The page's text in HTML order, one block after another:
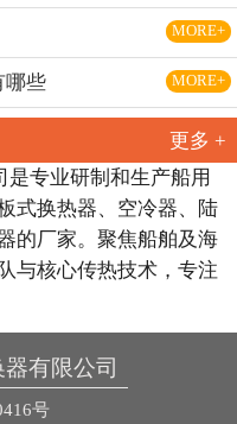
MORE+
哪些 MORE+
更多 +
专业研制和生产船用
式换热器、空冷器、陆
的厂家。聚焦船舶及海
与核心传热技术，专注
有限公司
号